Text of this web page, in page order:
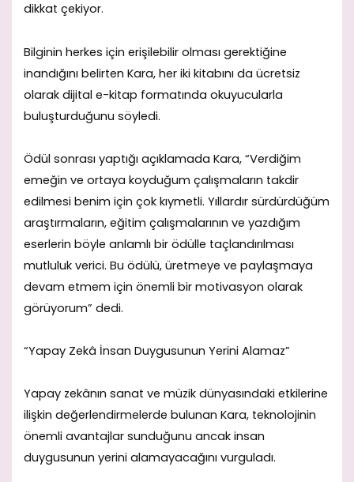
dikkat çekiyor.
Bilginin herkes için erişilebilir olması gerektiğine
inandığını belirten Kara, her iki kitabını da ücretsiz
olarak dijital e-kitap formatında okuyucularla
buluşturduğunu söyledi.
Ödül sonrası yaptığı açıklamada Kara, “Verdiğim
emeğin ve ortaya koyduğum çalışmaların takdir
edilmesi benim için çok kıymetli. Yıllardır sürdürdüğüm
araştırmaların, eğitim çalışmalarının ve yazdığım
eserlerin böyle anlamlı bir ödülle taçlandırılması
mutluluk verici. Bu ödülü, üretmeye ve paylaşmaya
devam etmem için önemli bir motivasyon olarak
görüyorum” dedi.
“Yapay Zekâ İnsan Duygusunun Yerini Alamaz”
Yapay zekânın sanat ve müzik dünyasındaki etkilerine
ilişkin değerlendirmelerde bulunan Kara, teknolojinin
önemli avantajlar sunduğunu ancak insan
duygusunun yerini alamayacağını vurguladı.